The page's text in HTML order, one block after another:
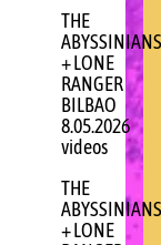
THE
ABYSSINIANS
+ LONE
RANGER
BILBAO
8.05.2026
videos
THE
ABYSSINIANS
+ LONE